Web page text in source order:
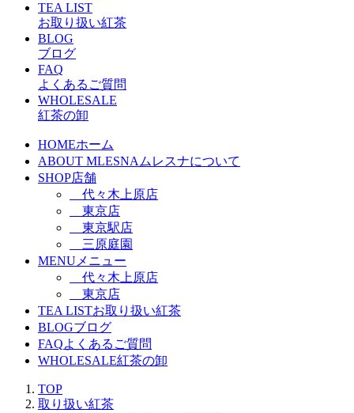
TEA LIST
お取り扱い紅茶
BLOG
ブログ
FAQ
よくあるご質問
WHOLESALE
紅茶の卸
HOMEホーム
ABOUT MLESNAムレスナについて
SHOP店舗
代々木上原店
東京店
東京駅店
三原庭園
MENUメニュー
代々木上原店
東京店
TEA LISTお取り扱い紅茶
BLOGブログ
FAQよくあるご質問
WHOLESALE紅茶の卸
TOP
取り扱い紅茶